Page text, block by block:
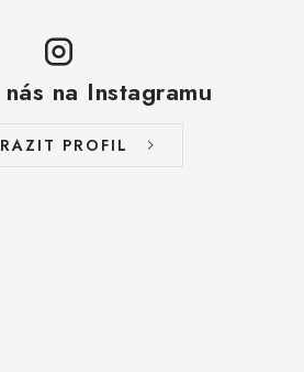
na Instagramu
PROFIL